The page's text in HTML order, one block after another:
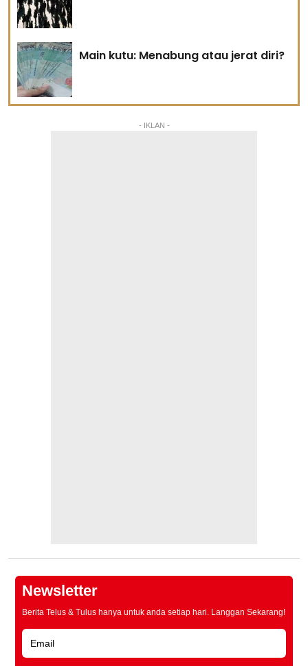
Main kutu: Menabung atau jerat diri?
- IKLAN -
Newsletter
Berita Telus & Tulus hanya untuk anda setiap hari. Langgan Sekarang!